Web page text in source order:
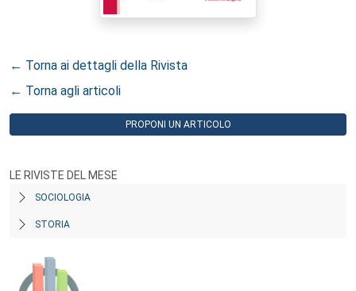
← Torna ai dettagli della Rivista
← Torna agli articoli
PROPONI UN ARTICOLO
LE RIVISTE DEL MESE
SOCIOLOGIA
STORIA